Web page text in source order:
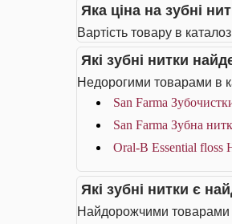
Яка ціна на зубні
Вартість товару в
Які зубні нитки
Недорогими товарами в
San Farma
San Farma Зубна
Oral-B Essential floss
Які зубні нитки є
Найдорожчими товарами в